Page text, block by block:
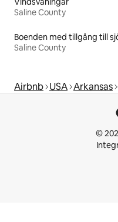
Saline County
Boenden med tillgång till
Saline County
Airbnb USA Arkansas
©